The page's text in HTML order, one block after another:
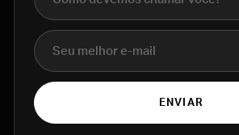
E-mail
ENVIAR